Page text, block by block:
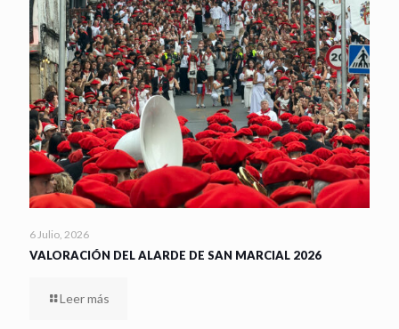
6 Julio, 2026
VALORACIÓN DEL ALARDE DE SAN MARCIAL 2026
Leer más